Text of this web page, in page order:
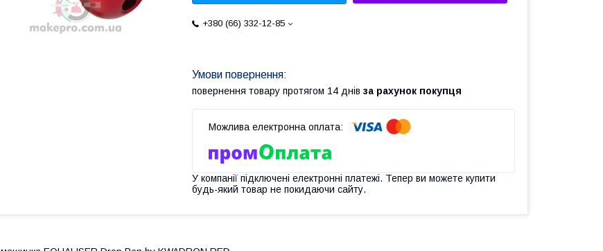
+380 (66) 332-12-85
повернення товару протягом 14 днів за рахунок покупця
У компанії підключені електронні платежі. Тепер ви можете купити
будь-який товар не покидаючи сайту.